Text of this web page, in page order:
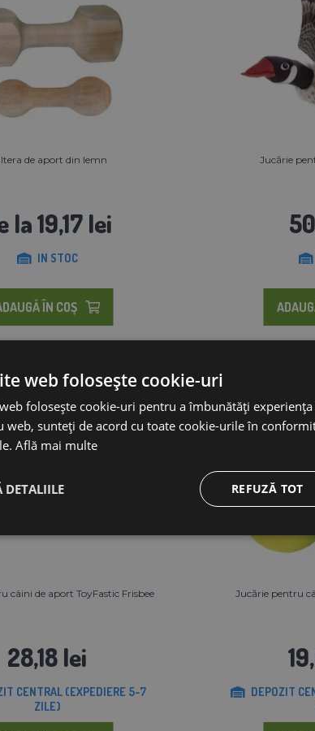
de aport din lemn
la 19,17 lei
IN STOC
ÎN COŞ
Jucărie
câini de aport ToyFastic Frisbee
28,18 lei
CENTRAL (EXPEDIERE 5-7
ZILE)
Jucărie pentru
DEPOZIT
web folosește cookie-uri
folosește cookie-uri pentru a îmbunătăți
web, sunteți de acord cu toate cookie-urile în
Află mai multe
REFUZĂ TOT
DETALIILE